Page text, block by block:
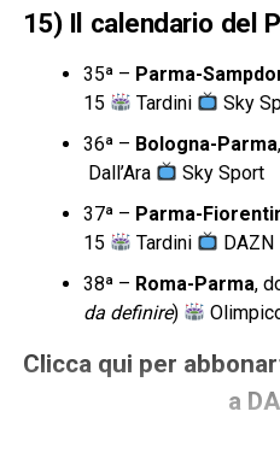
15) Il calendario del
35ª – Parma-
15
Tardini
Sky
36ª – Bologna-Parma
Dall’Ara
Sky Sport
37ª – Parma-
15
Tardini
DAZN
38ª – Roma-Parma,
da definire)
Clicca qui per
a